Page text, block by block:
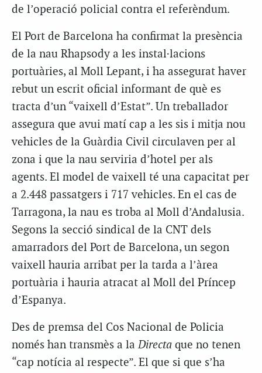
de l’operació policial contra el referèndum.
El Port de Barcelona ha confirmat la presència
de la nau Rhapsody a les instal·lacions
portuàries, al Moll Lepant, i ha assegurat haver
rebut un escrit oficial informant de què es
tracta d’un “vaixell d’Estat”. Un treballador
assegura que avui matí cap a les sis i mitja nou
vehicles de la Guàrdia Civil circulaven per al
zona i que la nau serviria d’hotel per als
agents. El model de vaixell té una capacitat per
a 2.448 passatgers i 717 vehicles. En el cas de
Tarragona, la nau es troba al Moll d’Andalusia.
Segons la secció sindical de la CNT dels
amarradors del Port de Barcelona, un segon
vaixell hauria arribat per la tarda a l’àrea
portuària i hauria atracat al Moll del Príncep
d’Espanya.
Des de premsa del Cos Nacional de Policia
només han transmès a laDirecta que no tenen
“cap notícia al respecte”. El que si que s’ha